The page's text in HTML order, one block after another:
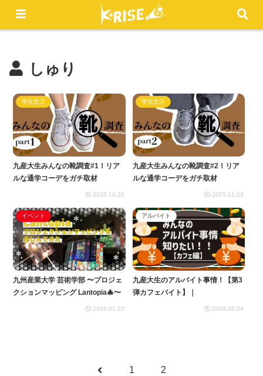
しゅり
学生生活
九産大生みんなの靴調査#1！リア
ルな通学コーデをガチ取材
2025.10.20
学生生活
九産大生みんなの靴調査#2！リア
ルな通学コーデをガチ取材
2025.11.23
イベント
九州産業大学 芸術学部 〜プロジェ
クションマッピング Lantopia🎄〜
2026.01.22
アルバイト
九産大生のアルバイト事情！【第3
弾カフェバイト】｜
2026.06.24
前 1 2